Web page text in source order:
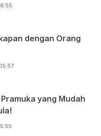
dengan Orang
yang Mudah